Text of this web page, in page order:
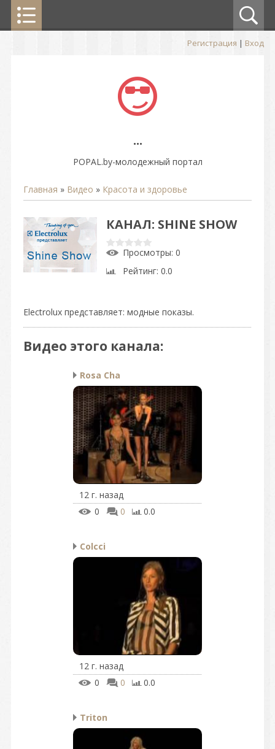
Регистрация | Вход
...
POPAL.by-молодежный портал
Главная » Видео » Красота и здоровье
КАНАЛ: SHINE SHOW
Просмотры: 0
Рейтинг: 0.0
Electrolux представляет: модные показы.
Видео этого канала:
Rosa Cha
12 г. назад
0
0 0.0
Colcci
12 г. назад
0
0 0.0
Triton